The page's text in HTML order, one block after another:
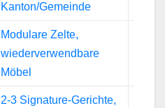
Kanton/Gemeinde
Modulare Zelte,
wiederverwendbare
Möbel
2‑3 Signature‑Gerichte,